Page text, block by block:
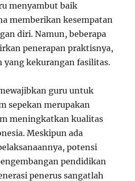
menyambut baik
memberikan kesempatan
diri. Namun, beberapa
penerapan praktisnya,
yang kekurangan fasilitas.
guru untuk
sepekan merupakan
meningkatkan kualitas
Meskipun ada
potensi
pendidikan
penerus sangatlah